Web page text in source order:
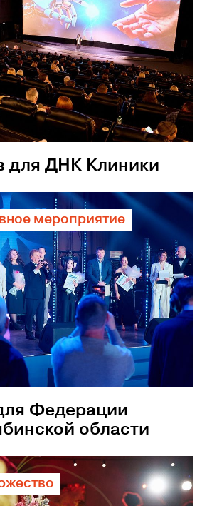
для ДНК Клиники
мероприятие
Федерации
области